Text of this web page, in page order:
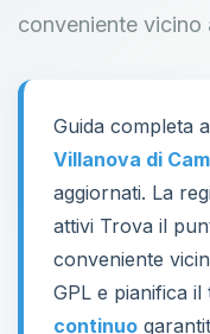
conveniente vicino
Guida completa
Villanova di
aggiornati. La
attivi Trova il
conveniente
GPL e pianifica
continuo